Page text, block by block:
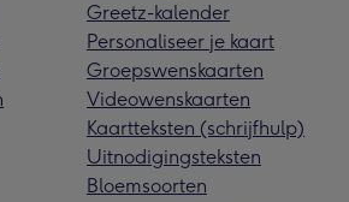
Greetz-kalender
Personaliseer je kaart
Groepswenskaarten
Videowenskaarten
Kaartteksten (schrijfhulp)
Uitnodigingsteksten
Bloemsoorten